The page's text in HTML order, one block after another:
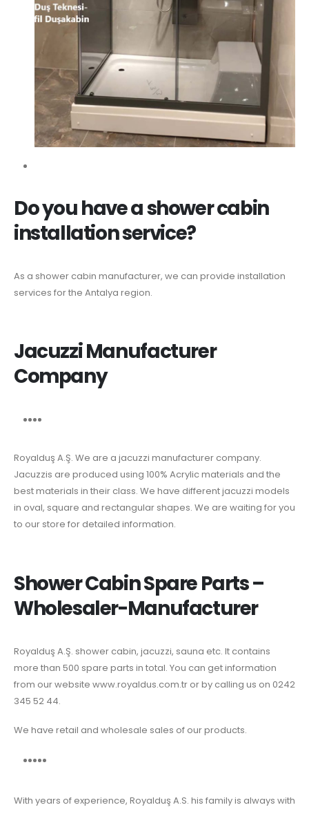
Do you have a shower cabin
installation service?
As a shower cabin manufacturer, we can provide installation
services for the Antalya region.
Jacuzzi Manufacturer
Company
Royalduş A.Ş. We are a jacuzzi manufacturer company.
Jacuzzis are produced using 100% Acrylic materials and the
best materials in their class. We have different jacuzzi models
in oval, square and rectangular shapes. We are waiting for you
to our store for detailed information.
Shower Cabin Spare Parts –
Wholesaler-Manufacturer
Royalduş A.Ş. shower cabin, jacuzzi, sauna etc. It contains
more than 500 spare parts in total. You can get information
from our website www.royaldus.com.tr or by calling us on 0242
345 52 44.
We have retail and wholesale sales of our products.
With years of experience, Royalduş A.S. his family is always with